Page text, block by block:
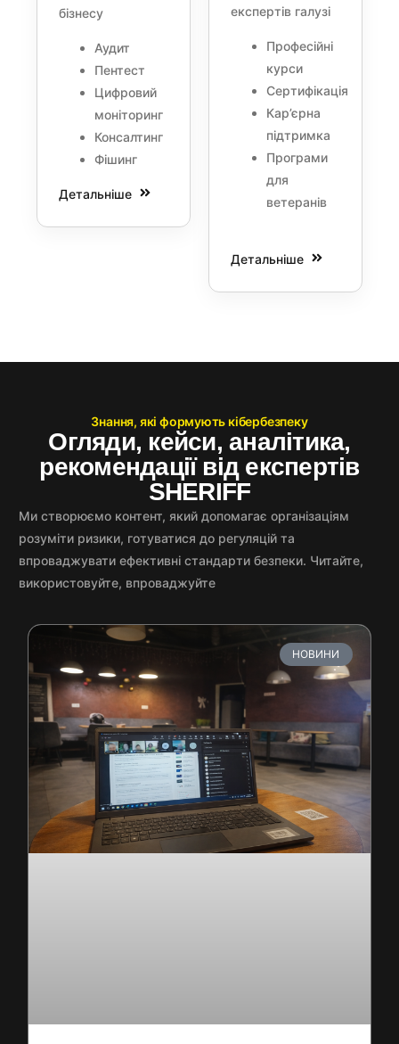
бізнесу
Аудит
Пентест
Цифровий
моніторинг
Консалтинг
Фішинг
Детальніше
експертів галузі
Професійні
курси
Сертифікація
Кар’єрна
підтримка
Програми
для
ветеранів
Детальніше
Знання, які формують кібербезпеку
Огляди, кейси, аналітика,
рекомендації від експертів
SHERIFF
Ми створюємо контент, який допомагає організаціям
розуміти ризики, готуватися до регуляцій та
впроваджувати ефективні стандарти безпеки. Читайте,
використовуйте, впроваджуйте
НОВИНИ